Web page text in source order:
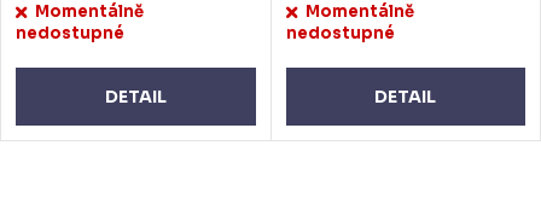
Momentálně
nedostupné
DETAIL
Momentálně
nedostupné
DETAIL